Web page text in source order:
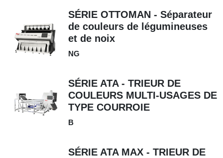
SÉRIE OTTOMAN - Séparateur
de couleurs de légumineuses
et de noix
NG
SÉRIE ATA - TRIEUR DE
COULEURS MULTI-USAGES DE
TYPE COURROIE
B
SÉRIE ATA MAX - TRIEUR DE